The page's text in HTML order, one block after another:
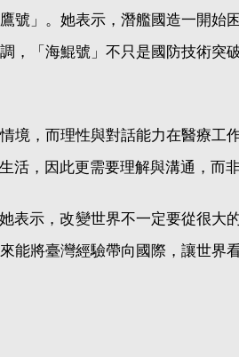
號」。她表示，潛艦國造一開始
，「海鯤號」不只是國防技術突
，而理性與對話能力在醫療工作
，因此更需要理解與溝通，而非
表示，改變世界不一定要從很大
能將臺灣經驗帶向國際，讓世界